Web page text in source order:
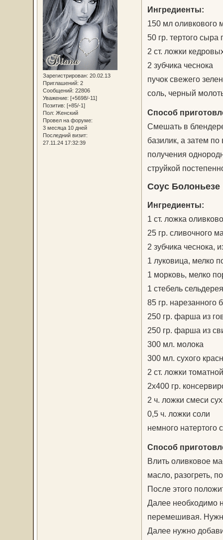
Зарегистрирован: 20.02.13
Приглашений: 2
Сообщений: 22806
Уважение: [+5698/-11]
Позитив: [+85/-1]
Пол: Женский
Провел на форуме:
3 месяца 10 дней
Последний визит:
27.11.24 17:32:39
Ингредиенты:
150 мл оливкового
50 гр. тертого сыра
2 ст. ложки
2 зубчика чеснока
пучок свежего
соль, черный
Способ
Смешать в
базилик, а затем по
получения
струйкой
Соус Болоньезе
Ингредиенты:
1 ст. ложка
25 гр. сливочного
2 зубчика чеснока,
1 луковица, мелко
1 морковь, мелко
1 стебель
85 гр. нарезанного
250 гр. фарша из
250 гр. фарша из
300 мл. молока
300 мл. сухого
2 ст. ложки
2х400 гр.
2 ч. ложки смеси
0,5 ч. ложки соли
немного
Способ
Влить оливковое
масло, разогреть,
После этого
Далее необходимо
перемешивая.
Далее нужно